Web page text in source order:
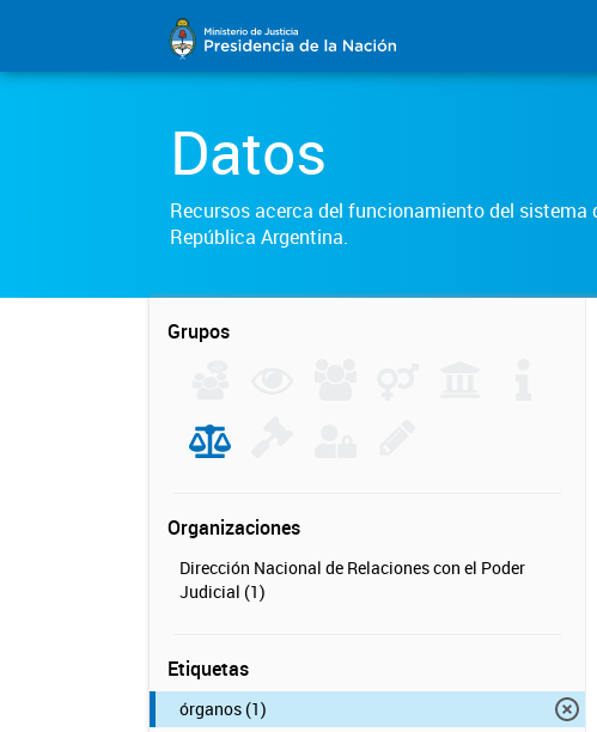
Datos
Recursos acerca del funcionamiento del sistema
República Argentina.
Grupos
Organizaciones
Dirección Nacional de Relaciones con el Poder
Judicial (1)
Etiquetas
órganos (1)